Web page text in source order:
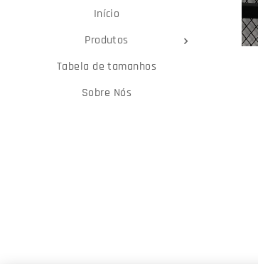
Início
Produtos
Tabela de tamanhos
Sobre Nós